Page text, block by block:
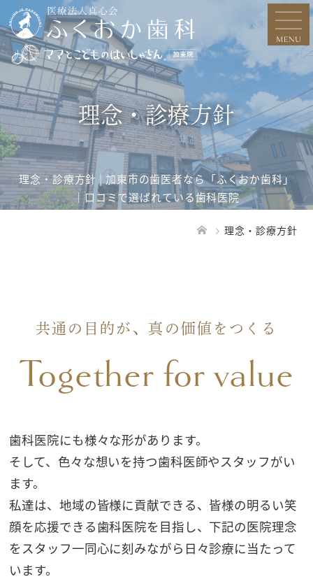
理念・診療方針
理念・診療方針 | 加東市の歯医者なら「ふくおか歯科」
｜口コミで選ばれている歯科医院
理念・診療方針
共通の目的が、真の価値をつくる
Together for value
歯科医院にも様々な形があります。
そして、色々な想いを持つ歯科医師やスタッフがい
ます。
私達は、地域の皆様に貢献できる、皆様の明るい笑
顔を応援できる歯科医院を目指し、 下記の医院理念
をスタッフ一同心に刻みながら日々診療に当たって
います。